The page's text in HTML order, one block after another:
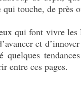
touche, de près
qui font vivre
et
quelques
entre ces pages.